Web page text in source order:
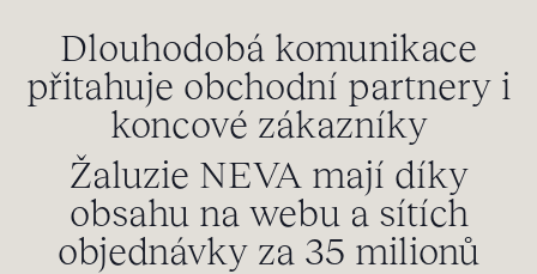
Dlouhodobá komunikace
přitahuje obchodní partnery i
koncové zákazníky
Žaluzie NEVA mají díky
obsahu na webu a sítích
objednávky za 35 milionů